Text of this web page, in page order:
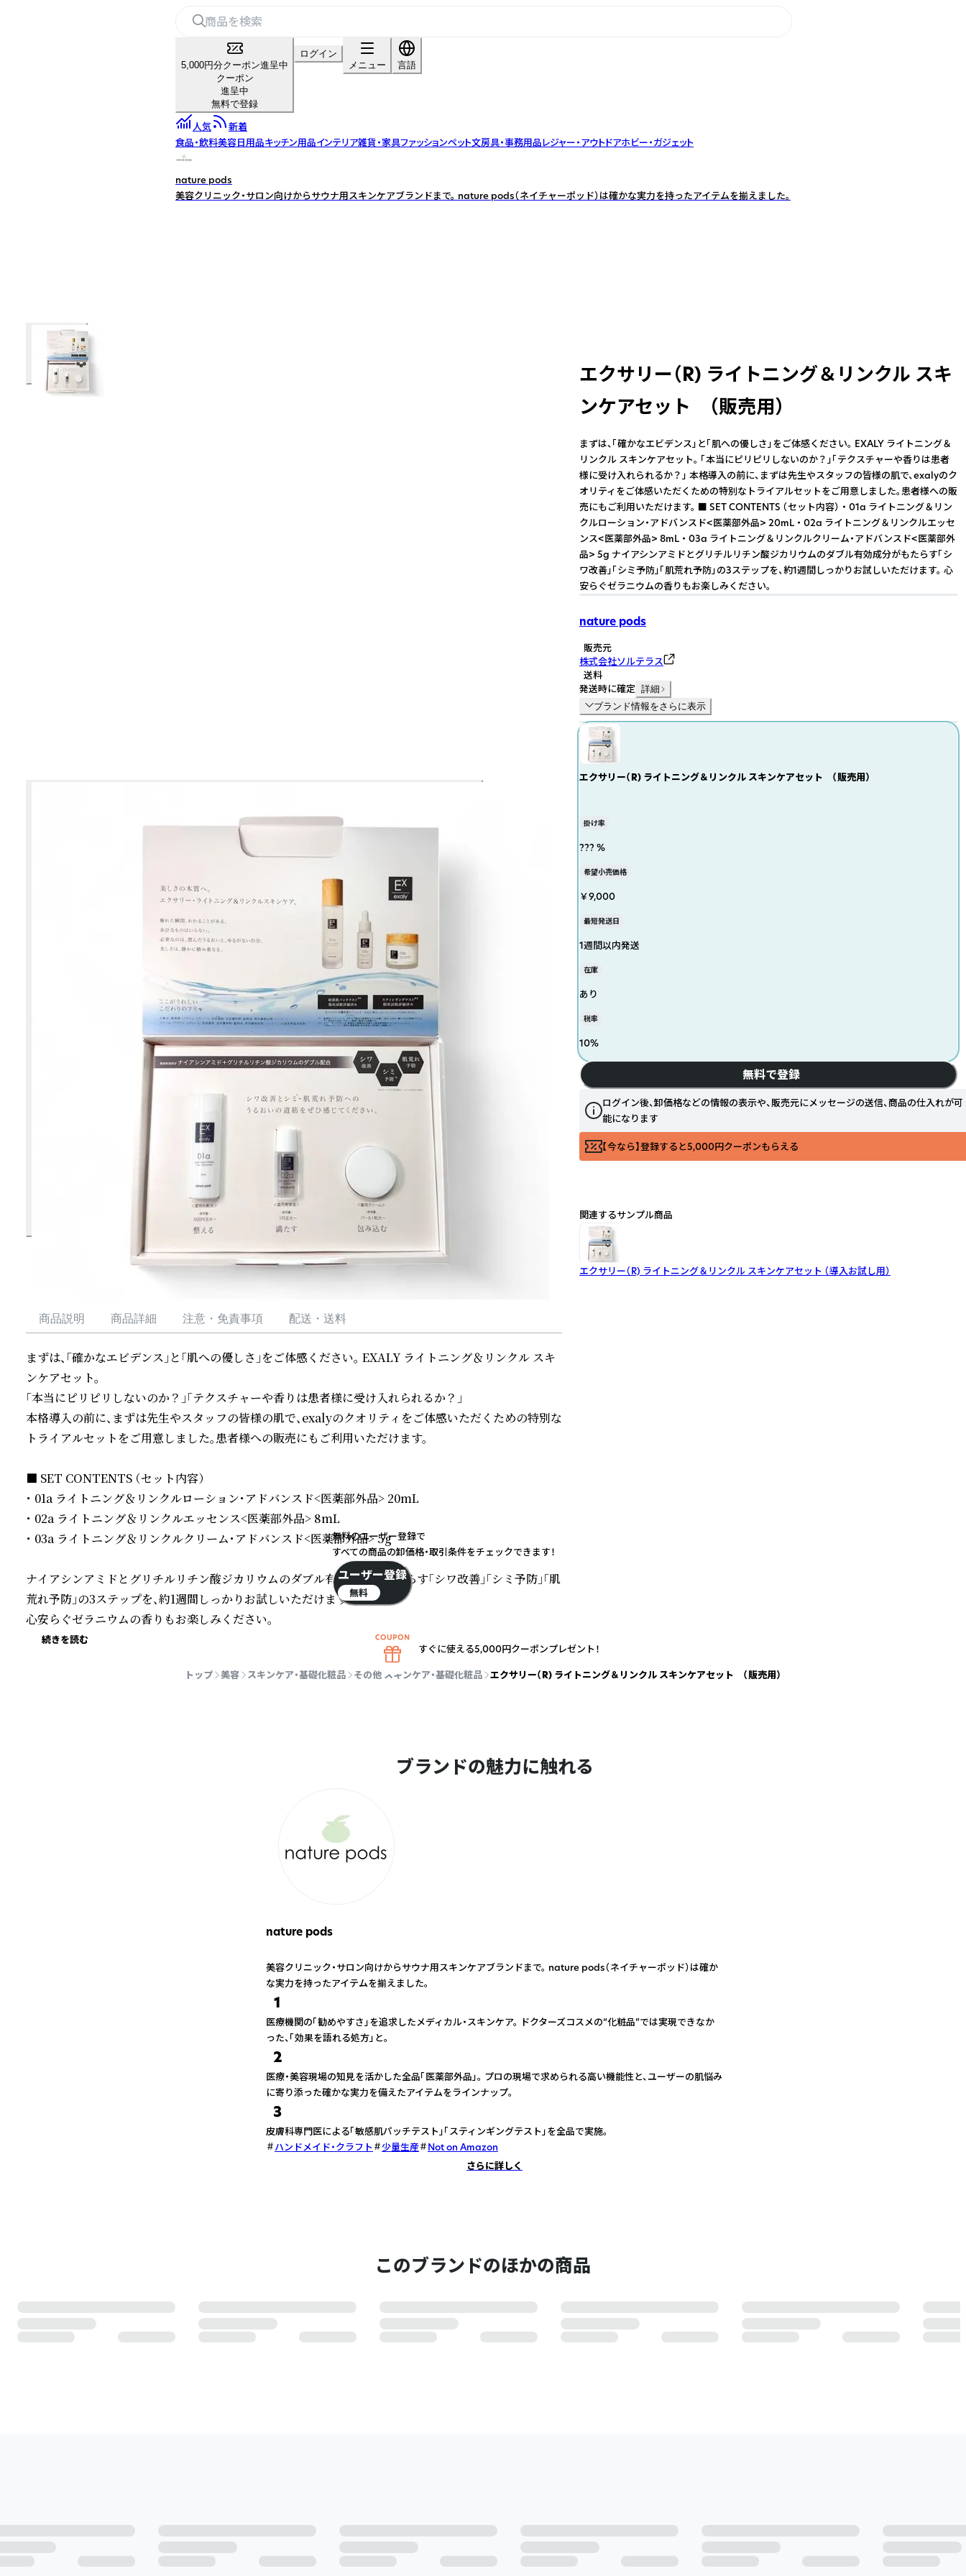
5,000円分クーポン進呈中
クーポン
進呈中
無料で登録
ログイン
メニュー
言語
人気
新着
食品・飲料美容日用品キッチン用品インテリア雑貨・家具ファッションペット文房具・事務用品レジャー・アウトドアホビー・ガジェット
nature pods
美容クリニック・サロン向けからサウナ用スキンケアブランドまで。 nature pods（ネイチャーポッド）は確かな実力を持ったアイテムを揃えました。
商品説明 商品詳細 注意・免責事項 配送・送料
まずは、「確かなエビデンス」と「肌への優しさ」をご体感ください。 EXALY ライトニング＆リンクル スキ
ンケアセット。
「本当にピリピリしないのか？」「テクスチャーや香りは患者様に受け入れられるか？」
本格導入の前に、まずは先生やスタッフの皆様の肌で、exalyのクオリティをご体感いただくための特別な
トライアルセットをご用意しました。患者様への販売にもご利用いただけます。
■ SET CONTENTS （セット内容）
・ 01a ライトニング＆リンクルローション・アドバンスド<医薬部外品> 20mL
・ 02a ライトニング＆リンクルエッセンス<医薬部外品> 8mL
・ 03a ライトニング＆リンクルクリーム・アドバンスド<医薬部外品> 5g
ナイアシンアミドとグリチルリチン酸ジカリウムのダブル有効成分がもたらす「シワ改善」「シミ予防」「肌
荒れ予防」の3ステップを、約1週間しっかりお試しいただけます。
心安らぐゼラニウムの香りもお楽しみください。
続きを読む
エクサリー（R) ​ライトニング＆リンクル ​スキ
ンケアセット （販売用）
まずは、「確かなエビデンス」と「肌への優しさ」をご体感ください。 EXALY ライトニング＆
リンクル スキンケアセット。 「本当にピリピリしないのか？」「テクスチャーや香りは患者
様に受け入れられるか？」 本格導入の前に、まずは先生やスタッフの皆様の肌で、exalyのク
オリティをご体感いただくための特別なトライアルセットをご用意しました。患者様への販
売にもご利用いただけます。 ■ SET CONTENTS （セット内容） ・ 01a ライトニング＆リン
クルローション・アドバンスド<医薬部外品> 20mL ・ 02a ライトニング＆リンクルエッセ
ンス<医薬部外品> 8mL ・ 03a ライトニング＆リンクルクリーム・アドバンスド<医薬部外
品> 5g ナイアシンアミドとグリチルリチン酸ジカリウムのダブル有効成分がもたらす「シ
ワ改善」「シミ予防」「肌荒れ予防」の3ステップを、約1週間しっかりお試しいただけます。 心
安らぐゼラニウムの香りもお楽しみください。
nature pods
販売元
株式会社ソルテラス
送料
発送時に確定 詳細
ブランド情報をさらに表示
エクサリー（R) ​ライトニング＆リンクル ​スキンケアセット （販売用）
掛け率
??? %
希望小売価格
￥9,000
最短発送日
1週間以内発送
在庫
あり
税率
10%
無料で登録
ログイン後、卸価格などの情報の表示や、販売元にメッセージの送信、商品の仕入れが可
能になります
【今なら】登録すると5,000円クーポンもらえる
関連するサンプル商品
エクサリー（R) ​ライトニング＆リンクル ​スキンケアセット （導入お試し用）
トップ 美容 スキンケア・基礎化粧品 その他 スキンケア・基礎化粧品 エクサリー（R) ​ライトニング＆リンクル ​スキンケアセット （販売用）
ブランドの魅力に触れる
nature pods
美容クリニック・サロン向けからサウナ用スキンケアブランドまで。 nature pods（ネイチャーポッド）は確か
な実力を持ったアイテムを揃えました。
1
医療機関の「勧めやすさ」を追求したメディカル・スキンケア。 ドクターズコスメの“化粧品”では実現できなか
った、「効果を語れる処方」と。
2
医療・美容現場の知見を活かした全品「医薬部外品」。 プロの現場で求められる高い機能性と、ユーザーの肌悩み
に寄り添った確かな実力を備えたアイテムをラインナップ。
3
皮膚科専門医による「敏感肌パッチテスト」「スティンギングテスト」を全品で実施。
ハンドメイド・クラフト
少量生産
Not on Amazon
さらに詳しく
このブランドのほかの商品
無料のユーザー登録で
すべての商品の卸価格・取引条件をチェックできます！
ユーザー登録
無料
すぐに使える5,000円クーポンプレゼント！